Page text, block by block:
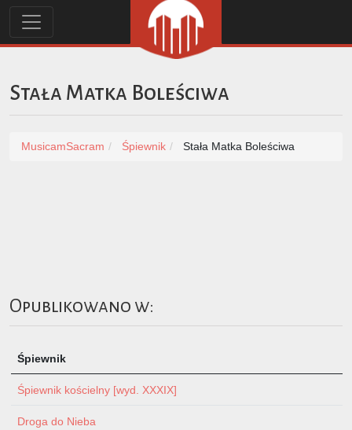
Stała Matka Boleściwa
MusicamSacram Śpiewnik Stała Matka Boleściwa
Opublikowano w:
Śpiewnik
Śpiewnik kościelny [wyd. XXXIX]
Droga do Nieba